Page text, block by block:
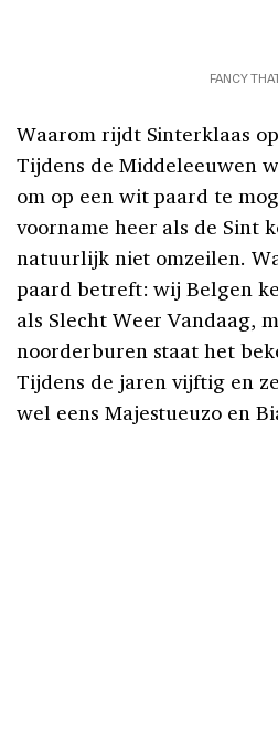
FANCY
Waarom rijdt Sinterklaas
Tijdens de Middeleeuwen
om op een wit paard te
voorname heer als de Sint
natuurlijk niet omzeilen.
paard betreft: wij Belgen
als Slecht Weer Vandaag,
noorderburen staat het
Tijdens de jaren vijftig en
wel eens Majestueuzo en